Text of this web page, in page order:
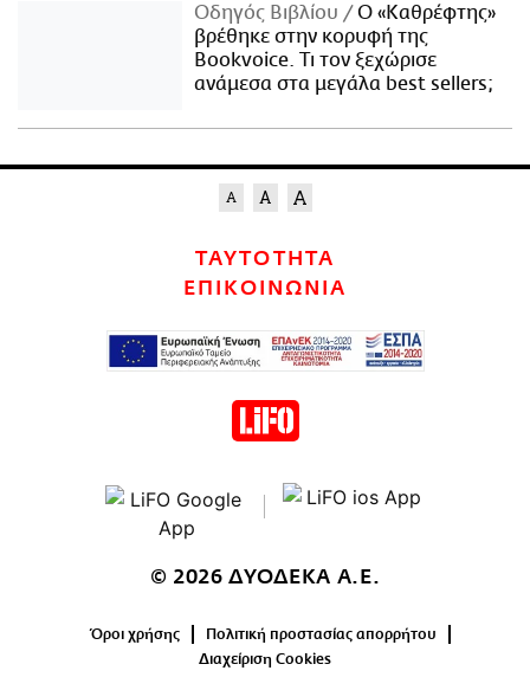
Οδηγός Βιβλίου
Ο «Καθρέφτης»
βρέθηκε στην κορυφή της
Bookvoice. Τι τον ξεχώρισε
ανάμεσα στα μεγάλα best sellers;
ΤΑΥΤΟΤΗΤΑ
ΕΠΙΚΟΙΝΩΝΙΑ
© 2026 ΔΥΟΔΕΚΑ Α.Ε.
Όροι χρήσης
Πολιτική προστασίας απορρήτου
Διαχείριση Cookies